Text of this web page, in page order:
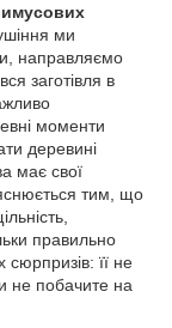
ми
направляємо
заготівля в
моменти
деревині
має свої
тим, що
правильно
її не
не побачите на